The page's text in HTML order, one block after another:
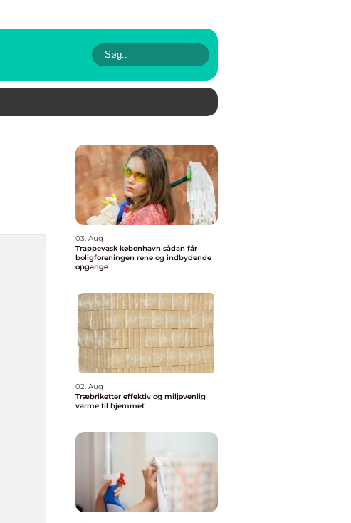
03. Aug
Trappevask københavn sådan får
boligforeningen rene og indbydende
opgange
02. Aug
Træbriketter effektiv og miljøvenlig
varme til hjemmet